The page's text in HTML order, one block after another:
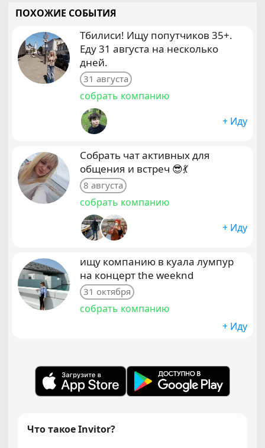
ПОХОЖИЕ СОБЫТИЯ
Тбилиси! Ищу попутчиков 35+.
Еду 31 августа на несколько
дней.
31 августа
собрать компанию
+ Иду
Собрать чат активных для
общения и встреч 😎💃
8 августа
собрать компанию
+ Иду
ищу компанию в куала лумпур
на концерт the weeknd
31 октября
собрать компанию
+ Иду
Что такое Invitor?